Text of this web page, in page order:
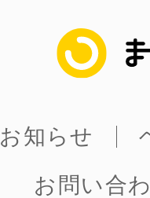
ま
お知らせ
お問い合